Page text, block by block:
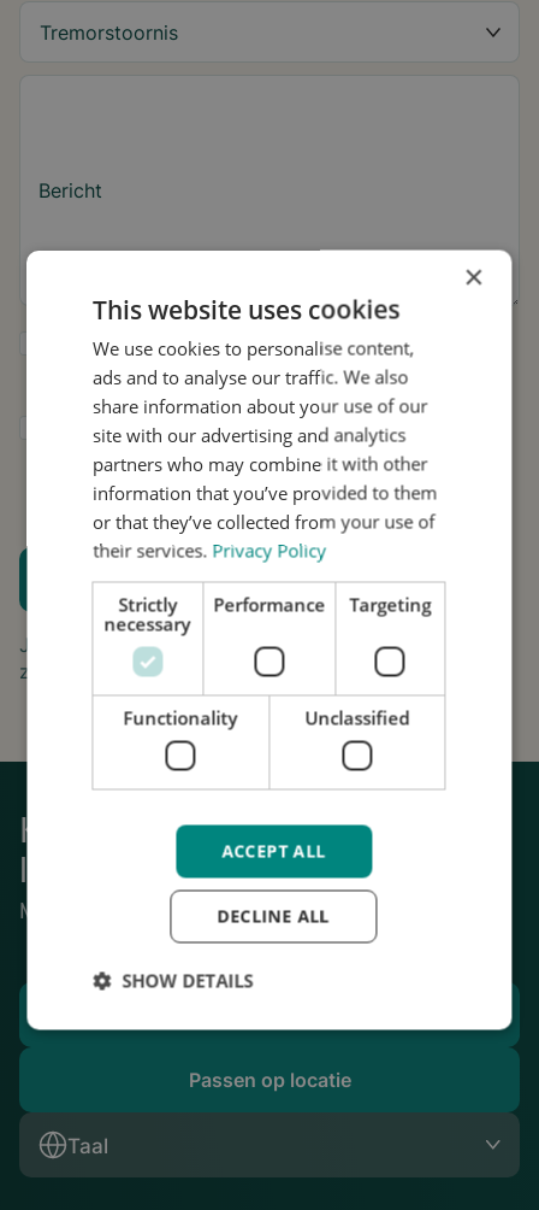
Bericht
Ja, ik wil tips over de tremor en updates
over Stil ontvangen.
Ik geef Stil toestemming om mijn gegevens
te gebruiken voor onderzoek en
verspreiding, in overeenstemming met het
privacybeleid.*
Plan een proefpassing
Houd me op de hoogte
Jouw aanvraag is gratis en vrijblijvend. Wij gaan
zorgvuldig om met uw gegevens.
Krijg weer grip op het dagelijks
leven
Mechanische stabilisatie van tremor.
Passen op locatie
Taal
×
This website uses cookies
We use cookies to personalise content,
ads and to analyse our traffic. We also
share information about your use of our
site with our advertising and analytics
partners who may combine it with other
information that you’ve provided to them
or that they’ve collected from your use of
their services. Privacy Policy
Strictly
necessary
Performance Targeting
Functionality Unclassified
ACCEPT ALL
DECLINE ALL
SHOW DETAILS